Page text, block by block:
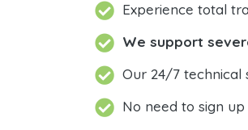
Experience total
We support
Our 24/7 technical
No need to sign